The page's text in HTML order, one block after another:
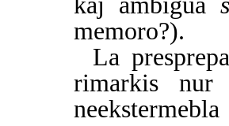
memoro?).
La
rimarkis nur